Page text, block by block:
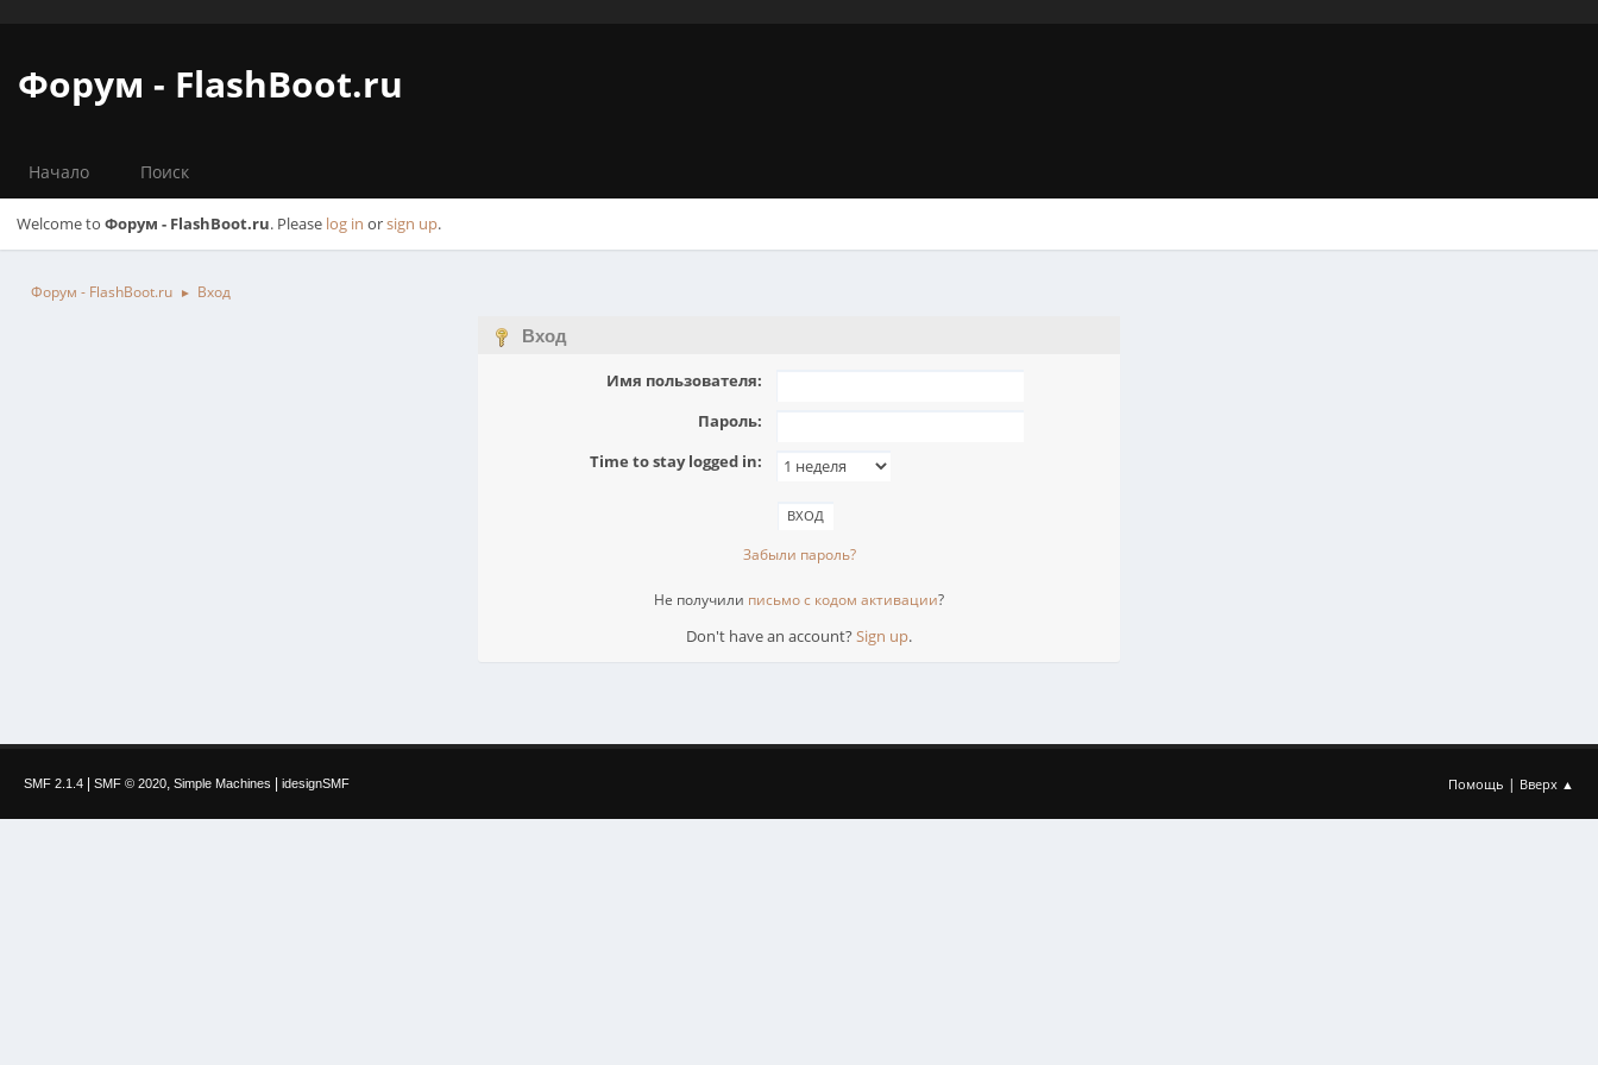
Форум - FlashBoot.ru
Начало Поиск
Welcome to Форум - FlashBoot.ru. Please log in orsign up.
Форум - FlashBoot.ru ► Вход
Вход
Имя пользователя:
Пароль:
Time to stay logged in:
Забыли пароль?
Не получили письмо с кодом активации?
Don't have an account? Sign up.
Помощь | Вверх ▲
SMF 2.1.4 SMF © 2020, Simple Machines idesignSMF